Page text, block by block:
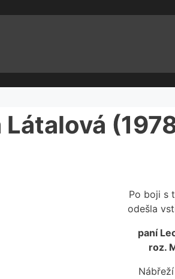
Po boji s
odešla
paní
roz.